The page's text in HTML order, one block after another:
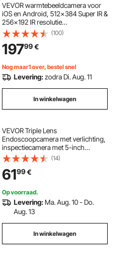
VEVOR warmtebeeldcamera voor
iOS en Android, 512x384 Super IR &
256x192 IR resolutie
warmtebeeldcamera voor
smartphones en tablets met USB-
C, 25Hz infraroodcamera met 6
kleurenpaletten voor inspecties van
-20°C tot 550°C.
(100)
19799€
Nog maar1 over, bestel snel
Levering:zodra Di. Aug. 11
In winkelwagen
VEVOR Triple Lens
Endoscoopcamera met verlichting,
inspectiecamera met 5-inch
scherm, 1,5 m kabel en 5000 mAh
batterij, 8 mm pijpcamera met 8x
zoom en IP67-classificatie,
borescopecamera met handgreep
voor autoleidingen en -afvoeren
(14)
6199€
Op voorraad.
Levering: Ma. Aug. 10 - Do.
Aug. 13
In winkelwagen